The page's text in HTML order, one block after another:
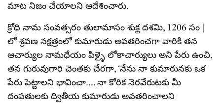
మాట నిజం చేయాలని ఆదేశించారు.
క్రోధి నామ సంవత్సరం తులామాసం శుక్ల దశమి, 1206 సం||
లో శ్రవణ నక్షత్రంలో కుమారుడు అవతరించగా వారికి తన
ఆచార్యుల నామధేయం పిళ్ళై లోకాచార్యులు అని పేరు ఉంచి,
తన గురువుగారి చెంతకు చేరగా, ‘నేను నా కుమారునకు ఒక
పేరు పెట్టాలని భావించా…. నా కోరిక నెరవేరుటకు మీ
దంపతులకు ద్వితీయ కుమారుడు అవతరించాలని